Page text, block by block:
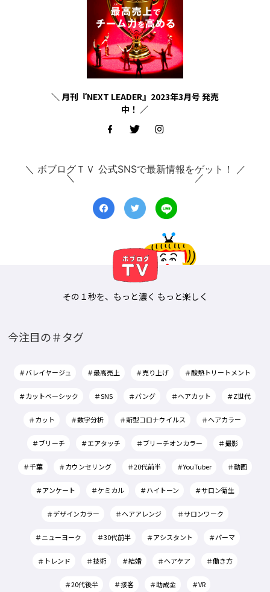
＼ 月刊『NEXT LEADER』2023年3月号 発売
中！ ／
＼ ボブログＴＶ 公式SNSで最新情報をゲット！ ／
その１秒を、もっと濃く もっと楽しく
今注目の＃タグ
＃バレイヤージュ ＃最高売上 ＃売り上げ ＃酸熱トリートメント
＃カットベーシック ＃SNS ＃バング ＃ヘアカット ＃Z世代
＃カット ＃数字分析 ＃新型コロナウイルス ＃ヘアカラー
＃ブリーチ ＃エアタッチ ＃ブリーチオンカラー ＃撮影
＃千葉 ＃カウンセリング ＃20代前半 ＃YouTuber ＃動画
＃アンケート ＃ケミカル ＃ハイトーン ＃サロン衛生
＃デザインカラー ＃ヘアアレンジ ＃サロンワーク
＃ニューヨーク ＃30代前半 ＃アシスタント ＃パーマ
＃トレンド ＃技術 ＃結婚 ＃ヘアケア ＃働き方
＃20代後半 ＃接客 ＃助成金 ＃VR